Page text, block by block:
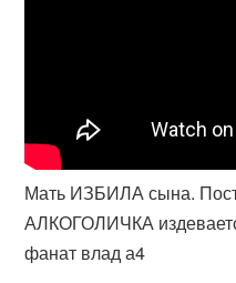
Мать ИЗБИЛА сына.
АЛКОГОЛИЧКА
фанат влад а4